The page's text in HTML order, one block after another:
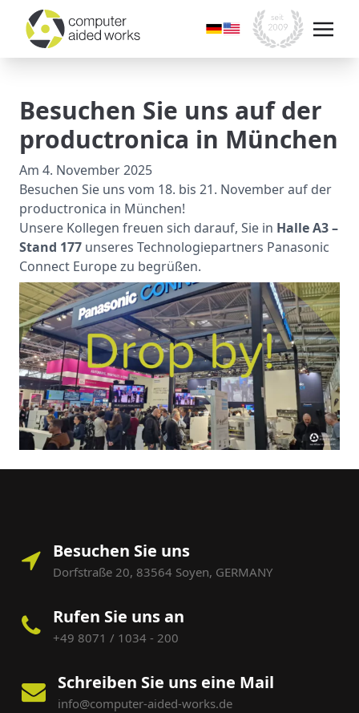
Besuchen Sie uns auf der
productronica in München
Am 4. November 2025
Besuchen Sie uns vom 18. bis 21. November auf der
productronica in München!
Unsere Kollegen freuen sich darauf, Sie in Halle A3 –
Stand 177 unseres Technologiepartners Panasonic
Connect Europe zu begrüßen.
Besuchen Sie uns
Dorfstraße 20, 83564 Soyen, GERMANY
Rufen Sie uns an
+49 8071 / 1034 - 200
Schreiben Sie uns eine Mail
info@computer-aided-works.de